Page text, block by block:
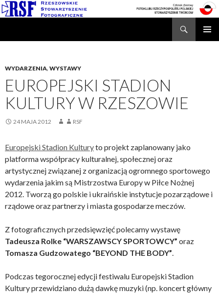
WYDARZENIA, WYSTAWY
EUROPEJSKI STADION
KULTURY W RZESZOWIE
24 MAJA 2012 RSF
Europejski Stadion Kulturyto projekt zaplanowany jako
platforma współpracy kulturalnej, społecznej oraz
artystycznej związanej z organizacją ogromnego sportowego
wydarzenia jakim są Mistrzostwa Europy w Piłce Nożnej
2012. Tworzą go polskie i ukraińskie instytucje pozarządowe i
rządowe oraz partnerzy i miasta gospodarze meczów.
Z fotograficznych przedsięwzięć polecamy wystawę
Tadeusza Rolke “WARSZAWSCY SPORTOWCY” oraz
Tomasza Gudzowatego “BEYOND THE BODY”
Podczas tegorocznej edycji festiwalu Europejski Stadion
Kultury przewidziano dużą dawkę muzyki (np. koncert główny